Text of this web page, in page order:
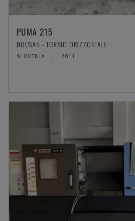
PUMA 215
DOOSAN - TORNIO ORIZZONTALE
SLOVENIA 2011